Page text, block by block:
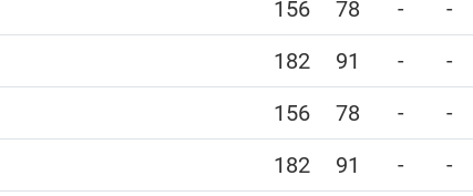
156 78 -
-
182 91 -
-
156 78 -
-
182 91 -
-